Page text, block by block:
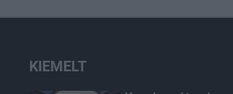
KIEMELT